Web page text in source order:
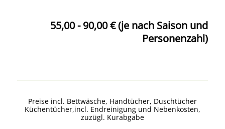
55,00 - 90,00 € (je nach Saison und
Personenzahl)
Preise incl. Bettwäsche, Handtücher, Duschtücher
Küchentücher,incl. Endreinigung und Nebenkosten,
zuzügl. Kurabgabe